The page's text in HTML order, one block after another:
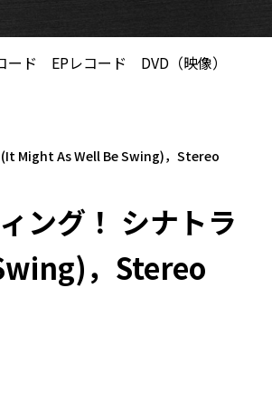
ード EPレコード DVD（映像）
(It Might As Well Be Swing)，Stereo
ング！ シナトラ
，Stereo